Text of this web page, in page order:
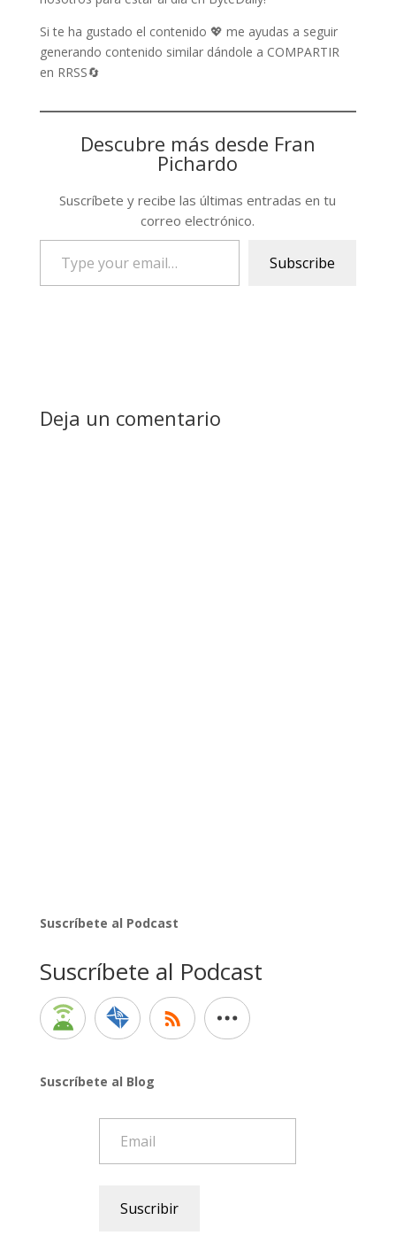
Si te ha gustado el contenido 💖 me ayudas a seguir
generando contenido similar dándole a COMPARTIR
en RRSS🔄
Descubre más desde Fran
Pichardo
Suscríbete y recibe las últimas entradas en tu
correo electrónico.
email…
Subscribe
Deja un comentario
Suscríbete al Podcast
Suscríbete al Podcast
Suscríbete al Blog
Suscribir